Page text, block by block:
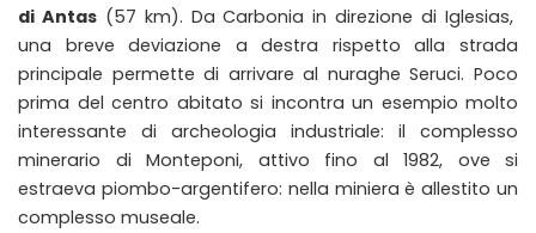
di Antas(57 km). Da Carbonia in direzione di Iglesias,
una breve deviazione a destra rispetto alla strada
principale permette di arrivare al nuraghe Seruci. Poco
prima del centro abitato si incontra un esempio molto
interessante di archeologia industriale: il complesso
minerario di Monteponi, attivo fino al 1982, ove si
estraeva piombo-argentifero: nella miniera è allestito un
complesso museale.